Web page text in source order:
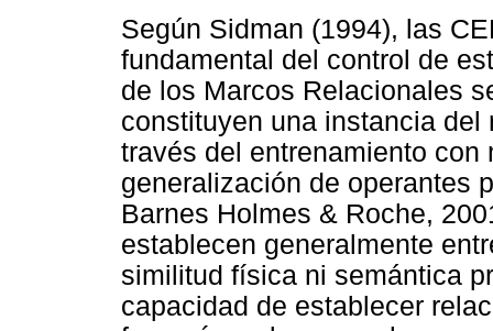
Según Sidman (1994), las
fundamental del control de
de los Marcos Relacionales
constituyen una instancia
través del entrenamiento
generalización de operantes
Barnes Holmes & Roche,
establecen generalmente
similitud física ni semántica
capacidad de establecer